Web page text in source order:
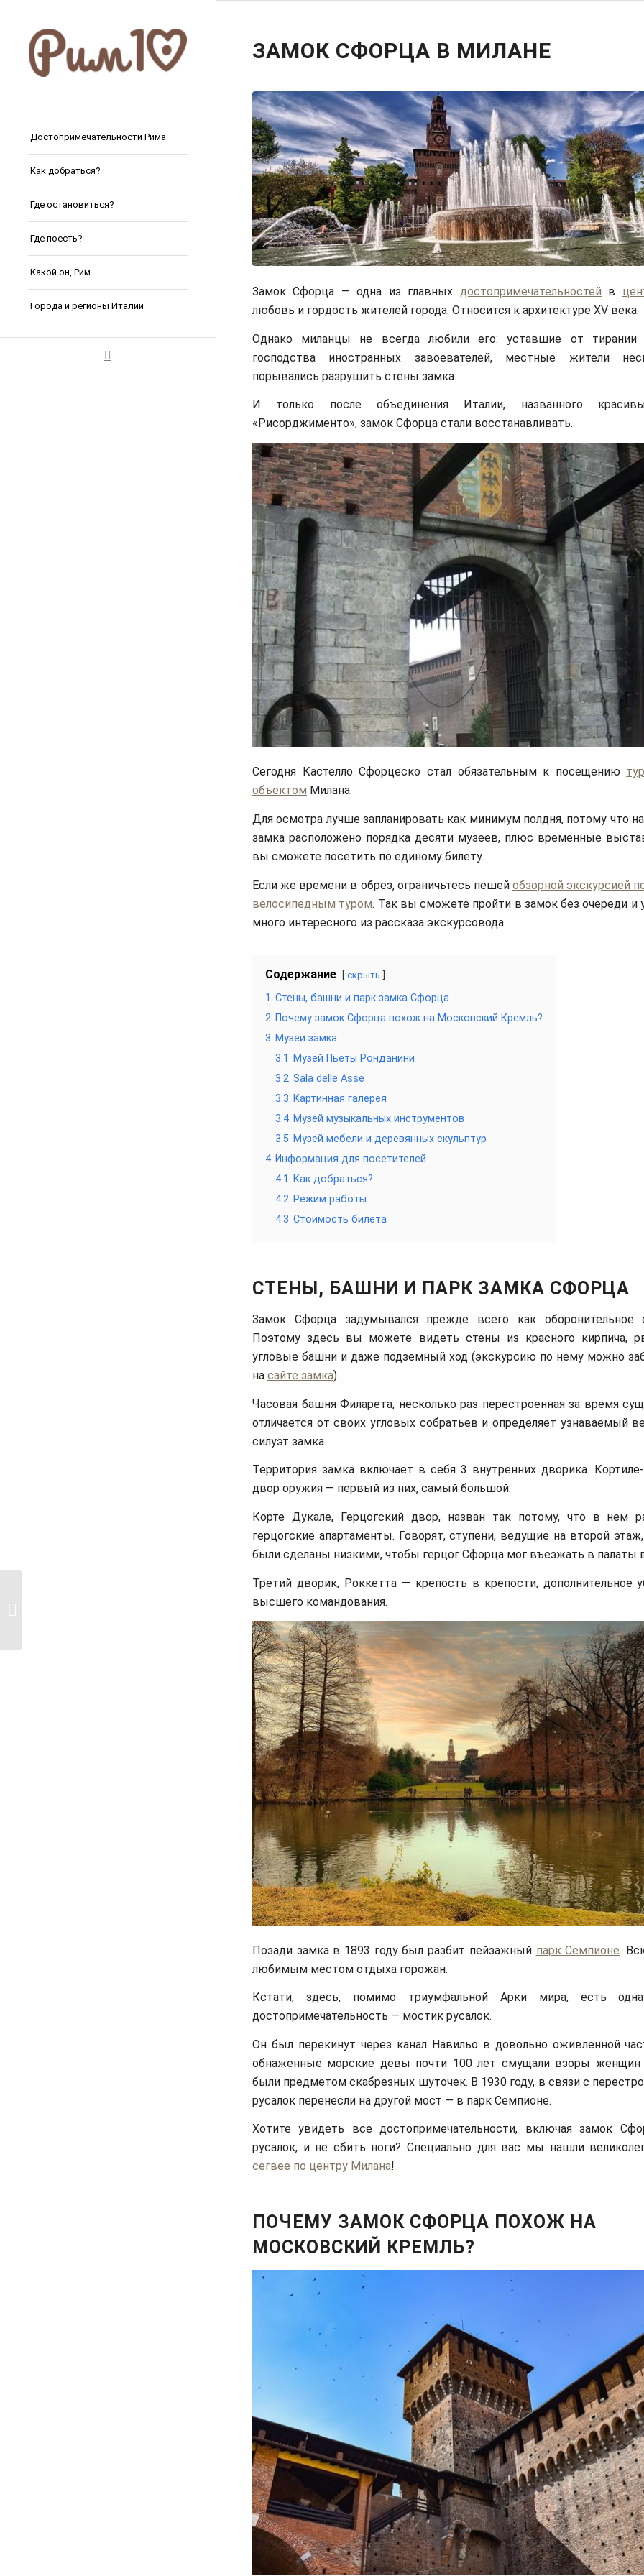
Достопримечательности Рима
Как добраться?
Где остановиться?
Где поесть?
Какой он, Рим
Города и регионы Италии
ЗАМОК СФОРЦА В МИЛАНЕ
Замок Сфорца — одна из главных достопримечательностей в
любовь и гордость жителей города. Относится к архитектуре XV века.
Однако миланцы не всегда любили его: уставшие от тирании
господства иностранных завоевателей, местные жители
порывались разрушить стены замка.
И только после объединения Италии, названного
«Рисорджименто», замок Сфорца стали восстанавливать.
Сегодня Кастелло Сфорцеско стал обязательным к посещению
объектом Милана.
Для осмотра лучше запланировать как минимум полдня, потому что
замка расположено порядка десяти музеев, плюс временные
вы сможете посетить по единому билету.
Если же времени в обрез, ограничьтесь пешей обзорной экскурсией
велосипедным туром. Так вы сможете пройти в замок без очереди и
много интересного из рассказа экскурсовода.
Содержание скрыть
1 Стены, башни и парк замка Сфорца
2 Почему замок Сфорца похож на Московский Кремль?
3 Музеи замка
3.1
Музей Пьеты Ронданини
3.2 Sala delle Asse
3.3 Картинная галерея
3.4 Музей музыкальных инструментов
3.5 Музей мебели и деревянных скульптур
4 Информация для посетителей
4.1
Как добраться?
4.2 Режим работы
4.3 Стоимость билета
СТЕНЫ, БАШНИ И ПАРК ЗАМКА СФОРЦА
Замок Сфорца задумывался прежде всего как оборонительное
Поэтому здесь вы можете видеть стены из красного кирпича,
угловые башни и даже подземный ход (экскурсию по нему можно
на сайте замка).
Часовая башня Филарета, несколько раз перестроенная за время
отличается от своих угловых собратьев и определяет узнаваемый
силуэт замка.
Территория замка включает в себя 3 внутренних дворика.
двор оружия — первый из них, самый большой.
Корте Дукале, Герцогский двор, назван так потому, что в нем
герцогские апартаменты. Говорят, ступени, ведущие на второй
были сделаны низкими, чтобы герцог Сфорца мог въезжать в палаты
Третий дворик, Роккетта — крепость в крепости, дополнительное
высшего командования.
Позади замка в 1893 году был разбит пейзажный парк Семпионе.
любимым местом отдыха горожан.
Кстати, здесь, помимо триумфальной Арки мира, есть одна
достопримечательность — мостик русалок.
Он был перекинут через канал Навильо в довольно оживленной
обнаженные морские девы почти 100 лет смущали взоры
были предметом скабрезных шуточек. В 1930 году, в связи с
русалок перенесли на другой мост — в парк Семпионе.
Хотите увидеть все достопримечательности, включая замок
русалок, и не сбить ноги? Специально для вас мы нашли
сегвее по центру Милана!
ПОЧЕМУ ЗАМОК СФОРЦА ПОХОЖ НА
МОСКОВСКИЙ КРЕМЛЬ?